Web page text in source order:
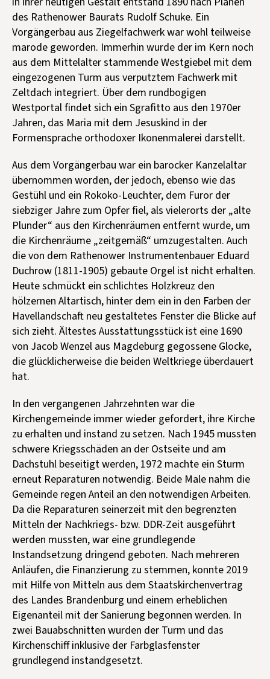
des Rathenower Baurats Rudolf Schuke. Ein
Vorgängerbau aus Ziegelfachwerk war wohl teilweise
marode geworden. Immerhin wurde der im Kern noch
aus dem Mittelalter stammende Westgiebel mit dem
eingezogenen Turm aus verputztem Fachwerk mit
Zeltdach integriert. Über dem rundbogigen
Westportal findet sich ein Sgrafitto aus den 1970er
Jahren, das Maria mit dem Jesuskind in der
Formensprache orthodoxer Ikonenmalerei darstellt.
Aus dem Vorgängerbau war ein barocker Kanzelaltar
übernommen worden, der jedoch, ebenso wie das
Gestühl und ein Rokoko-Leuchter, dem Furor der
siebziger Jahre zum Opfer fiel, als vielerorts der „alte
Plunder“ aus den Kirchenräumen entfernt wurde, um
die Kirchenräume „zeitgemäß“ umzugestalten. Auch
die von dem Rathenower Instrumentenbauer Eduard
Duchrow (1811-1905) gebaute Orgel ist nicht erhalten.
Heute schmückt ein schlichtes Holzkreuz den
hölzernen Altartisch, hinter dem ein in den Farben der
Havellandschaft neu gestaltetes Fenster die Blicke auf
sich zieht. Ältestes Ausstattungsstück ist eine 1690
von Jacob Wenzel aus Magdeburg gegossene Glocke,
die glücklicherweise die beiden Weltkriege überdauert
hat.
In den vergangenen Jahrzehnten war die
Kirchengemeinde immer wieder gefordert, ihre Kirche
zu erhalten und instand zu setzen. Nach 1945 mussten
schwere Kriegsschäden an der Ostseite und am
Dachstuhl beseitigt werden, 1972 machte ein Sturm
erneut Reparaturen notwendig. Beide Male nahm die
Gemeinde regen Anteil an den notwendigen Arbeiten.
Da die Reparaturen seinerzeit mit den begrenzten
Mitteln der Nachkriegs- bzw. DDR-Zeit ausgeführt
werden mussten, war eine grundlegende
Instandsetzung dringend geboten. Nach mehreren
Anläufen, die Finanzierung zu stemmen, konnte 2019
mit Hilfe von Mitteln aus dem Staatskirchenvertrag
des Landes Brandenburg und einem erheblichen
Eigenanteil mit der Sanierung begonnen werden. In
zwei Bauabschnitten wurden der Turm und das
Kirchenschiff inklusive der Farbglasfenster
grundlegend instandgesetzt.